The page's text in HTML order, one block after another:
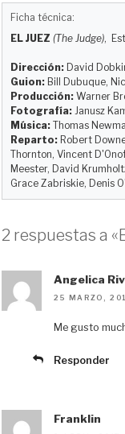
u
s
k
y
o
d
o
n
b
o
o
k
i
t
Ficha técnica:
EL JUEZ (The Judge),
Dirección: David
Guion: Bill Dubuque,
Producción: Warner
Fotografía: Janusz
Música: Thomas
Reparto: Robert
Thornton, Vincent
Meester, David
Grace Zabriskie, Denis
2 respuestas a
Angelica
25 MARZO,
Me gusto
Responder
Franklin